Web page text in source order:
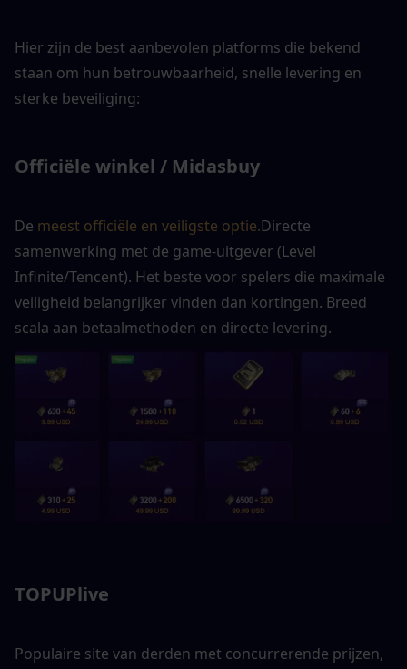
Hier zijn de best aanbevolen platforms die bekend
staan om hun betrouwbaarheid, snelle levering en
sterke beveiliging:
Officiële winkel / Midasbuy
De meest officiële en veiligste optie.Directe
samenwerking met de game-uitgever (Level
Infinite/Tencent). Het beste voor spelers die maximale
veiligheid belangrijker vinden dan kortingen. Breed
scala aan betaalmethoden en directe levering.
TOPUPlive
Populaire site van derden met concurrerende prijzen,